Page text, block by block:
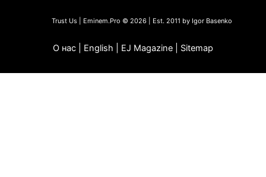
Trust Us | Eminem.Pro © 2026 | Est. 2011 by Igor Basenko
О нас | English | EJ Magazine | Sitemap